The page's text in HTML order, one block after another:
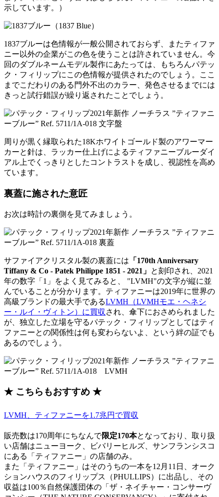
示しています。）
1837ブルーは色情報が一般公開されておらず、またティファ
ニー以外の企業がこの色を使うことは許されていません。今
回のダブルネームモデル製作にあたっては、もちろんパテッ
ク・フィリップにこの色情報が提供されたのでしょう。ここ
までこだわりのある門外不出のカラー、発色させるまでには
きっと試行錯誤が繰り返されたことでしょう。
周りが黒く縁取られた18Kホワイトゴールド製のアワーマー
カーと針は、ラッカー仕上げによるティファニーブルーダイ
アル上でくっきりとしたコントラストを成し、視認性を高め
ています。
裏蓋に施された意匠
お次は時計の裏側を見てみましょう。
サファイアクリスタル製の裏蓋には 「170th Anniversary
Tiffany & Co - Patek Philippe 1851 - 2021」 と刻印され、2021
年の数字「1」をよく見てみると、 "LVMH"の文字が縦に並
んでいることが分かります。ティファニーは2019年に世界の
高級ブランドの最大手であるLVMH（LVMHモエ・ヘネシ
ー・ルイ・ヴィトン）に買収 され、傘下におさめられました
が、独立した立場を守るパテック・フィリップとしてはティ
ファニーとの関係性は何も変わらないよ、という絆の証でも
あるのでしょう。
★ こちらもおすすめ ★
LVMH、ティファニーを1.7兆円で買収
販売数は170周年にちなんで限定170本となっており、取り扱
い店舗はニューヨーク、ビバリーヒルズ、サンフランシスコ
にある「ティファニー」の店舗のみ。
また「ティファニー」はそのうちの一本を12月11日、オーク
ションハウスのフィリップス（PHULLIPS）に出品し、その
収益は100％自然保護団体の「ザ・ネイチャー・コンサーヴ